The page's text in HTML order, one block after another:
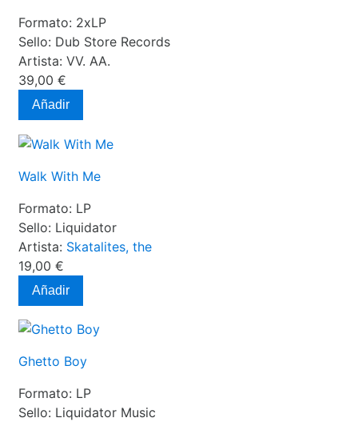
Formato: 2xLP
Sello: Dub Store Records
Artista: VV. AA.
39,00 €
Añadir
Walk With Me
Formato: LP
Sello: Liquidator
Artista: Skatalites, the
19,00 €
Añadir
Ghetto Boy
Formato: LP
Sello: Liquidator Music